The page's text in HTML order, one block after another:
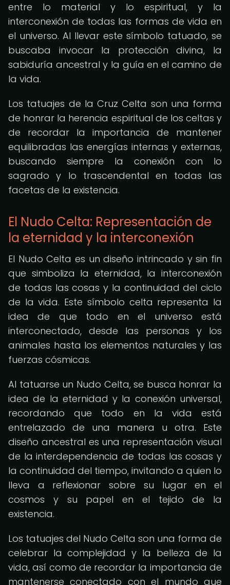
entre lo material y lo espiritual, y la
interconexión de todas las formas de vida en
el universo. Al llevar este símbolo tatuado, se
buscaba invocar la protección divina, la
sabiduría ancestral y la guía en el camino de
la vida.
Los tatuajes de la Cruz Celta son una forma
de honrar la herencia espiritual de los celtas y
de recordar la importancia de mantener
equilibradas las energías internas y externas,
buscando siempre la conexión con lo
sagrado y lo trascendental en todas las
facetas de la existencia.
El Nudo Celta: Representación de
la eternidad y la interconexión
El Nudo Celta es un diseño intrincado y sin fin
que simboliza la eternidad, la interconexión
de todas las cosas y la continuidad del ciclo
de la vida. Este símbolo celta representa la
idea de que todo en el universo está
interconectado, desde las personas y los
animales hasta los elementos naturales y las
fuerzas cósmicas.
Al tatuarse un Nudo Celta, se busca honrar la
idea de la eternidad y la conexión universal,
recordando que todo en la vida está
entrelazado de una manera u otra. Este
diseño ancestral es una representación visual
de la interdependencia de todas las cosas y
la continuidad del tiempo, invitando a quien lo
lleva a reflexionar sobre su lugar en el
cosmos y su papel en el tejido de la
existencia.
Los tatuajes del Nudo Celta son una forma de
celebrar la complejidad y la belleza de la
vida, así como de recordar la importancia de
mantenerse conectado con el mundo que